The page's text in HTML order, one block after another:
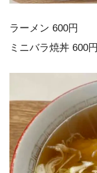
ラーメン 600円
ミニバラ焼丼 600円